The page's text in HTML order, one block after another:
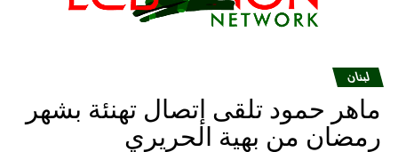
لبنان
ماهر حمود تلقى إتصال تهنئة بشهر
رمضان من بهية الحريري